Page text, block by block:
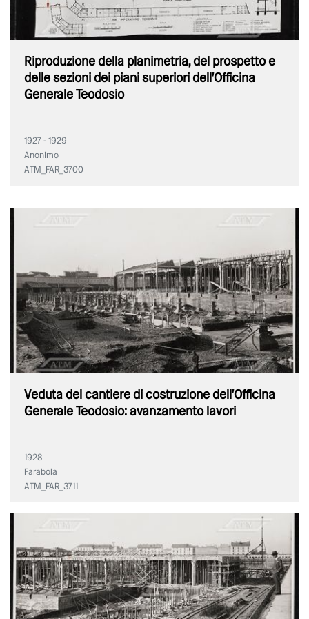
Riproduzione della planimetria, del prospetto e
delle sezioni dei piani superiori dell'Officina
Generale Teodosio
1927 - 1929
Anonimo
ATM_FAR_3700
Veduta del cantiere di costruzione dell'Officina
Generale Teodosio: avanzamento lavori
1928
Farabola
ATM_FAR_3711